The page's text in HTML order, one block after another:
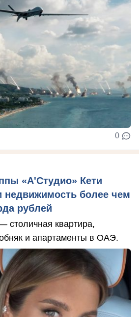
0
«А'Студио» Кети
недвижимость более чем
рублей
столичная квартира,
и апартаменты в ОАЭ.